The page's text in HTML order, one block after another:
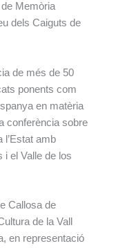
Memòria
dels Caiguts de
de més de 50
ponents com
en matèria
conferència sobre
amb
i el Valle de los
Callosa de
de la Vall
en representació